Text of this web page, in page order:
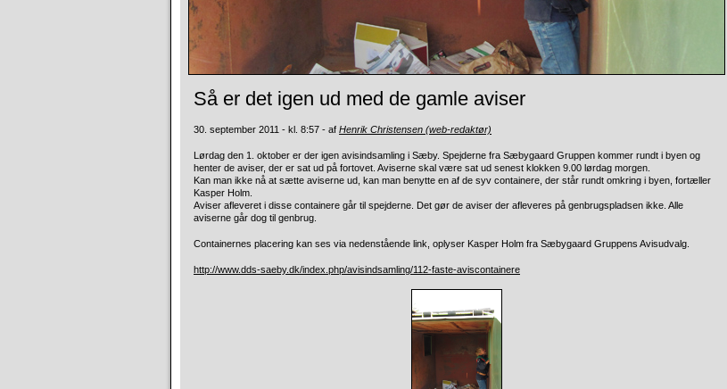
Så er det igen ud med de gamle aviser
30. september 2011 - kl. 8:57 - af Henrik Christensen (web-redaktør)
Lørdag den 1. oktober er der igen avisindsamling i Sæby. Spejderne fra Sæbygaard Gruppen kommer rundt i byen og
henter de aviser, der er sat ud på fortovet. Aviserne skal være sat ud senest klokken 9.00 lørdag morgen.
Kan man ikke nå at sætte aviserne ud, kan man benytte en af de syv containere, der står rundt omkring i byen, fortæller
Kasper Holm.
Aviser afleveret i disse containere går til spejderne. Det gør de aviser der afleveres på genbrugspladsen ikke. Alle
aviserne går dog til genbrug.
Containernes placering kan ses via nedenstående link, oplyser Kasper Holm fra Sæbygaard Gruppens Avisudvalg.
http://www.dds-saeby.dk/index.php/avisindsamling/112-faste-aviscontainere